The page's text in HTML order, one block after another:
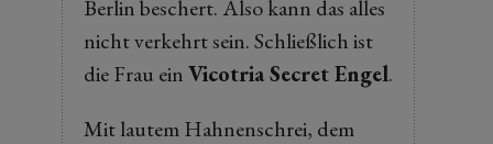
Berlin beschert. Also kann das alles
nicht verkehrt sein. Schließlich ist
die Frau einVicotria Secret Engel.
Mit lautem Hahnenschrei, dem